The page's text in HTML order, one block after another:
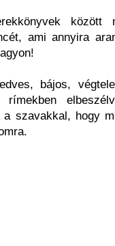
között
ami annyira
bájos,
rímekben
a szavakkal, hogy